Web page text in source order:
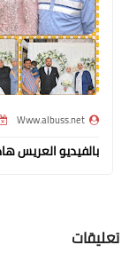
Www.albuss.net
بالفيديو
تعليقات